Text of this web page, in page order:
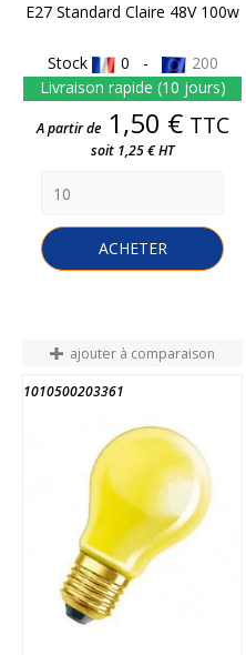
E27 Standard Claire 48V 100w
Stock 0 -
200
Livraison rapide (10 jours)
Prix
A partir de 1,50 € TTC
soit 1,25 € HT
ACHETER
ajouter à comparaison
1010500203361
FIN DE STOCK